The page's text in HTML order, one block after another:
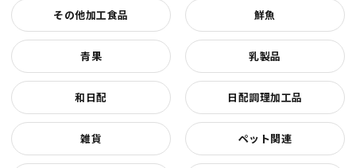
その他加工食品 鮮魚
青果 乳製品
和日配 日配調理加工品
雑貨 ペット関連